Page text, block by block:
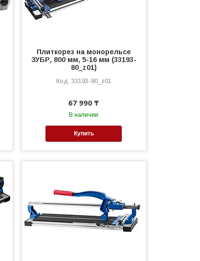
Плиткорез на монорельсе
ЗУБР, 800 мм, 5-16 мм (33193-
80_z01)
33193-80_z01
67 990 ₸
В наличии
Купить